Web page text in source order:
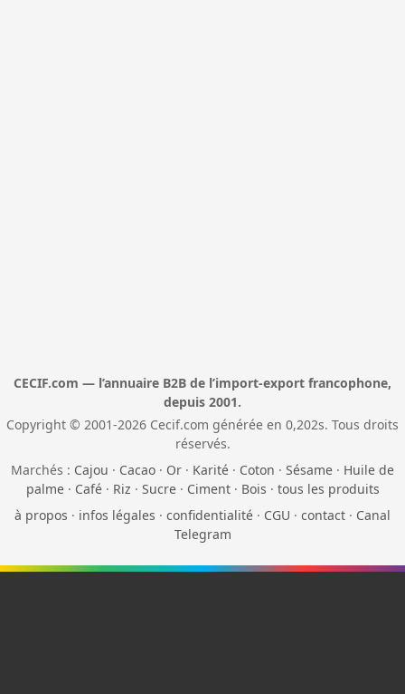
CECIF.com — l’annuaire B2B de l’import-export francophone,
depuis 2001.
Copyright © 2001-2026 Cecif.com générée en 0,202s. Tous droits
réservés.
Marchés : Cajou · Cacao · Or · Karité · Coton · Sésame · Huile de
palme· Café· Riz · Sucre· Ciment· Bois · tous les produits
à propos · infos légales · confidentialité · CGU · contact · Canal
Telegram